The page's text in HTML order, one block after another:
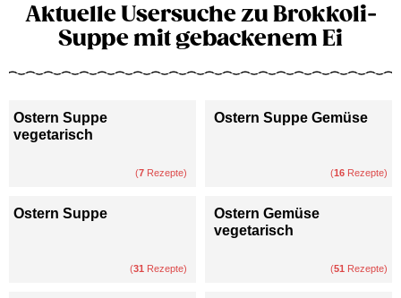
Aktuelle Usersuche zu Brokkoli-
Suppe mit gebackenem Ei
Ostern Suppe
vegetarisch
(7 Rezepte)
Ostern Suppe Gemüse
(16 Rezepte)
Ostern Suppe
(31 Rezepte)
Ostern Gemüse
vegetarisch
(51 Rezepte)